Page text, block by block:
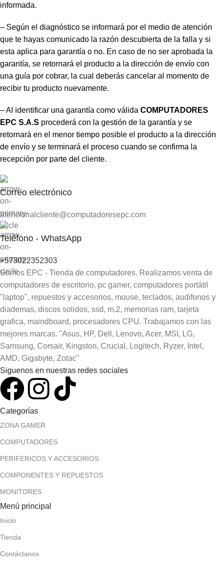
informada.
– Según el diagnóstico se informará por el medio de atención
que te hayas comunicado la razón descubierta de la falla y si
esta aplica para garantía o no. En caso de no ser aprobada la
garantía, se retornará el producto a la dirección de envío con
una guía por cobrar, la cual deberás cancelar al momento de
recibir tu producto nuevamente.
– Al identificar una garantía como válida COMPUTADORES
EPC S.A.S procederá con la gestión de la garantía y se
retornará en el menor tiempo posible el producto a la dirección
de envío y se terminará el proceso cuando se confirma la
recepción por parte del cliente.
Correo electrónico
atencionalcliente@computadoresepc.com
Teléfono - WhatsApp
+573022352303
Somos EPC - Tienda de computadores. Realizamos venta de
computadores de escritorio, pc gamer, computadores portátil
"laptop", repuestos y accesorios, mouse, teclados, audifonos y
diademas, discos solidos, ssd, m.2, memorias ram, tarjeta
grafica, maindboard, procesadores CPU. Trabajamos con las
mejores marcas. "Asus, HP, Dell, Lenovo, Acer, MSI, LG,
Samsung, Corsair, Kingston, Crucial, Logitech, Ryzer, Intel,
AMD, Gigabyte, Zotac"
Siguenos en nuestras redes sociales
Categorías
ZONA GAMER
COMPUTADORES
PERIFERICOS Y ACCESORIOS
COMPONENTES Y REPUESTOS
MONITORES
Menú principal
Inicio
Tienda
Contáctanos